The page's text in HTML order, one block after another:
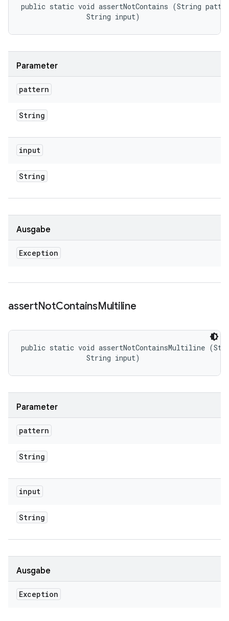
public static void assertNotContains (String
                String input)
Parameter
pattern
String
input
String
Ausgabe
Exception
assertNotContainsMultiline
public static void assertNotContainsMultiline
                String input)
Parameter
pattern
String
input
String
Ausgabe
Exception